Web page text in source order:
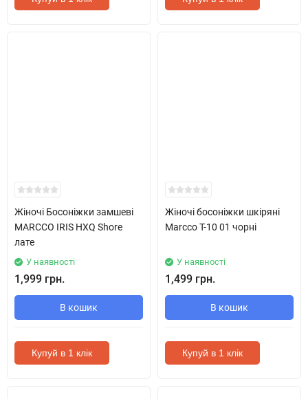
Жіночі Босоніжки замшеві
MARCCO IRIS HXQ Shore
лате
У наявності
1,999 грн.
В кошик
Купуй в 1 клік
Жіночі босоніжки шкіряні
Marcco T-10 01 чорні
У наявності
1,499 грн.
В кошик
Купуй в 1 клік